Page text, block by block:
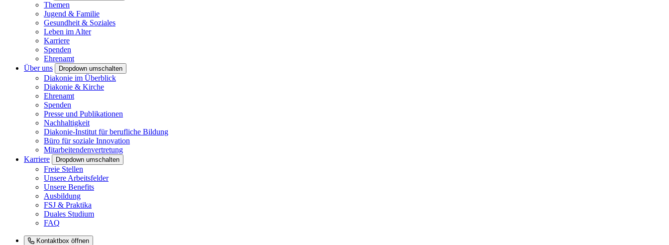
Themen
Jugend & Familie
Gesundheit & Soziales
Leben im Alter
Karriere
Spenden
Ehrenamt
Über uns
Dropdown umschalten
Diakonie im Überblick
Diakonie & Kirche
Ehrenamt
Spenden
Presse und Publikationen
Nachhaltigkeit
Diakonie-Institut für berufliche Bildung
Büro für soziale Innovation
Mitarbeitendenvertretung
Karriere
Dropdown umschalten
Freie Stellen
Unsere Arbeitsfelder
Unsere Benefits
Ausbildung
FSJ & Praktika
Duales Studium
FAQ
Kontaktbox öffnen